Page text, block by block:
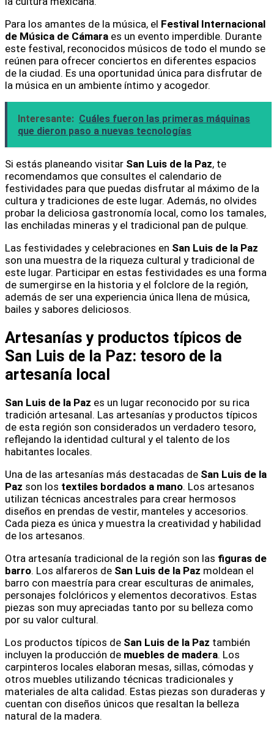
Para los amantes de la música, el Festival Internacional
de Música de Cámara es un evento imperdible. Durante
este festival, reconocidos músicos de todo el mundo se
reúnen para ofrecer conciertos en diferentes espacios
de la ciudad. Es una oportunidad única para disfrutar de
la música en un ambiente íntimo y acogedor.
Interesante: Cuáles fueron las primeras máquinas
que dieron paso a nuevas tecnologías
Si estás planeando visitar San Luis de la Paz, te
recomendamos que consultes el calendario de
festividades para que puedas disfrutar al máximo de la
cultura y tradiciones de este lugar. Además, no olvides
probar la deliciosa gastronomía local, como los tamales,
las enchiladas mineras y el tradicional pan de pulque.
Las festividades y celebraciones en San Luis de la Paz
son una muestra de la riqueza cultural y tradicional de
este lugar. Participar en estas festividades es una forma
de sumergirse en la historia y el folclore de la región,
además de ser una experiencia única llena de música,
bailes y sabores deliciosos.
Artesanías y productos típicos de
San Luis de la Paz: tesoro de la
artesanía local
San Luis de la Paz es un lugar reconocido por su rica
tradición artesanal. Las artesanías y productos típicos
de esta región son considerados un verdadero tesoro,
reflejando la identidad cultural y el talento de los
habitantes locales.
Una de las artesanías más destacadas de San Luis de la
Paz son los textiles bordados a mano. Los artesanos
utilizan técnicas ancestrales para crear hermosos
diseños en prendas de vestir, manteles y accesorios.
Cada pieza es única y muestra la creatividad y habilidad
de los artesanos.
Otra artesanía tradicional de la región son las figuras de
barro. Los alfareros de San Luis de la Paz moldean el
barro con maestría para crear esculturas de animales,
personajes folclóricos y elementos decorativos. Estas
piezas son muy apreciadas tanto por su belleza como
por su valor cultural.
Los productos típicos de San Luis de la Paz también
incluyen la producción de muebles de madera. Los
carpinteros locales elaboran mesas, sillas, cómodas y
otros muebles utilizando técnicas tradicionales y
materiales de alta calidad. Estas piezas son duraderas y
cuentan con diseños únicos que resaltan la belleza
natural de la madera.